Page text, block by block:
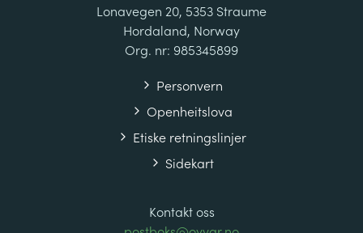
Lonavegen 20, 5353 Straume
Hordaland, Norway
Org. nr: 985345899
Personvern
Openheitslova
Etiske retningslinjer
Sidekart
Kontakt oss